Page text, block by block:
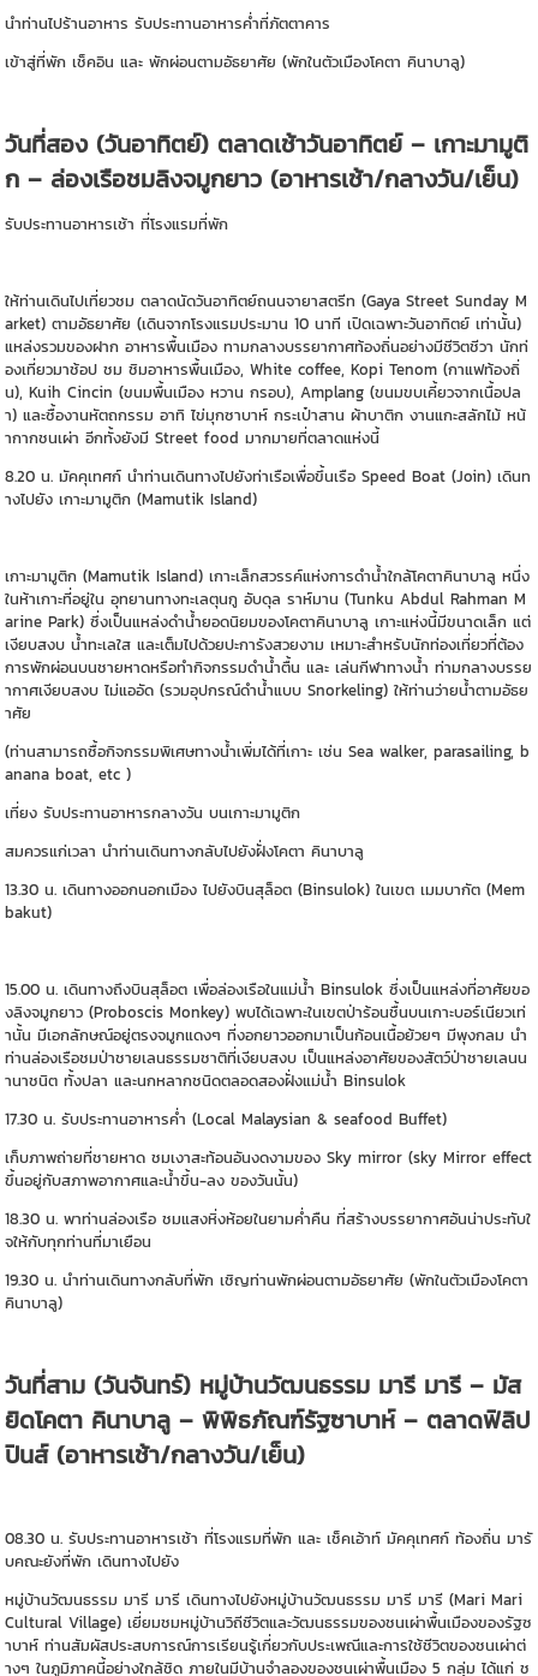
นำท่านไปร้านอาหาร รับประทานอาหารค่ำที่ภัตตาคาร
เข้าสู่ที่พัก เช็คอิน และ พักผ่อนตามอัธยาศัย (พักในตัวเมืองโคตา คินาบาลู)
วันที่สอง (วันอาทิตย์) ตลาดเช้าวันอาทิตย์ – เกาะมามูติ
ก – ล่องเรือชมลิงจมูกยาว (อาหารเช้า/กลางวัน/เย็น)
รับประทานอาหารเช้า ที่โรงแรมที่พัก
ให้ท่านเดินไปเที่ยวชม ตลาดนัดวันอาทิตย์ถนนจายาสตรีท (Gaya Street Sunday M
arket) ตามอัธยาศัย (เดินจากโรงแรมประมาน 10 นาที เปิดเฉพาะวันอาทิตย์ เท่านั้น)
แหล่งรวมของฝาก อาหารพื้นเมือง ทามกลางบรรยากาศท้องถิ่นอย่างมีชีวิตชีวา นักท่
องเที่ยวมาช้อป ชม ชิมอาหารพื้นเมือง, White coffee, Kopi Tenom (กาแฟท้องถิ่
น), Kuih Cincin (ขนมพื้นเมือง หวาน กรอบ), Amplang (ขนมขบเคี้ยวจากเนื้อปล
า) และซื้องานหัตถกรรม อาทิ ไข่มุกซาบาห์ กระเป๋าสาน ผ้าบาติก งานแกะสลักไม้ หน้
ากากชนเผ่า อีกทั้งยังมี Street food มากมายที่ตลาดแห่งนี้
8.20 น. มัคคุเทศก์ นำท่านเดินทางไปยังท่าเรือเพื่อขึ้นเรือ Speed Boat (Join) เดินท
างไปยัง เกาะมามูติก (Mamutik Island)
เกาะมามูติก (Mamutik Island) เกาะเล็กสวรรค์แห่งการดำน้ำใกล้โคตาคินาบาลู หนึ่ง
ในห้าเกาะที่อยู่ใน อุทยานทางทะเลตุนกู อับดุล ราห์มาน (Tunku Abdul Rahman M
arine Park) ซึ่งเป็นแหล่งดำน้ำยอดนิยมของโคตาคินาบาลู เกาะแห่งนี้มีขนาดเล็ก แต่
เงียบสงบ น้ำทะเลใส และเต็มไปด้วยปะการังสวยงาม เหมาะสำหรับนักท่องเที่ยวที่ต้อง
การพักผ่อนบนชายหาดหรือทำกิจกรรมดำน้ำตื้น และ เล่นกีฬาทางน้ำ ท่ามกลางบรรย
ากาศเงียบสงบ ไม่แออัด (รวมอุปกรณ์ดำน้ำแบบ Snorkeling) ให้ท่านว่ายน้ำตามอัธย
าศัย
(ท่านสามารถซื้อกิจกรรมพิเศษทางน้ำเพิ่มได้ที่เกาะ เช่น Sea walker, parasailing, b
anana boat, etc )
เที่ยง รับประทานอาหารกลางวัน บนเกาะมามูติก
สมควรแก่เวลา นำท่านเดินทางกลับไปยังฝั่งโคตา คินาบาลู
13.30 น. เดินทางออกนอกเมือง ไปยังบินสุล็อต (Binsulok) ในเขต เมมบากัต (Mem
bakut)
15.00 น. เดินทางถึงบินสุล็อต เพื่อล่องเรือในแม่น้ำ Binsulok ซึ่งเป็นแหล่งที่อาศัยขอ
งลิงจมูกยาว (Proboscis Monkey) พบได้เฉพาะในเขตป่าร้อนชื้นบนเกาะบอร์เนียวเท่
านั้น มีเอกลักษณ์อยู่ตรงจมูกแดงๆ ที่งอกยาวออกมาเป็นก้อนเนื้อย้วยๆ มีพุงกลม นำ
ท่านล่องเรือชมป่าชายเลนธรรมชาติที่เงียบสงบ เป็นแหล่งอาศัยของสัตว์ป่าชายเลนน
านาชนิต ทั้งปลา และนกหลากชนิดตลอดสองฝั่งแม่น้ำ Binsulok
17.30 น. รับประทานอาหารค่ำ (Local Malaysian & seafood Buffet)
เก็บภาพถ่ายที่ชายหาด ชมเงาสะท้อนอันงดงามของ Sky mirror (sky Mirror effect
ขึ้นอยู่กับสภาพอากาศและน้ำขึ้น-ลง ของวันนั้น)
18.30 น. พาท่านล่องเรือ ชมแสงหิ่งห้อยในยามค่ำคืน ที่สร้างบรรยากาศอันน่าประทับใ
จให้กับทุกท่านที่มาเยือน
19.30 น. นำท่านเดินทางกลับที่พัก เชิญท่านพักผ่อนตามอัธยาศัย (พักในตัวเมืองโคตา
คินาบาลู)
วันที่สาม (วันจันทร์) หมู่บ้านวัฒนธรรม มารี มารี – มัส
ยิดโคตา คินาบาลู – พิพิธภัณฑ์รัฐซาบาห์ – ตลาดฟิลิป
ปินส์ (อาหารเช้า/กลางวัน/เย็น)
08.30 น. รับประทานอาหารเช้า ที่โรงแรมที่พัก และ เช็คเอ้าท์ มัคคุเทศก์ ท้องถิ่น มารั
บคณะยังที่พัก เดินทางไปยัง
หมู่บ้านวัฒนธรรม มารี มารี เดินทางไปยังหมู่บ้านวัฒนธรรม มารี มารี (Mari Mari
Cultural Village) เยี่ยมชมหมู่บ้านวิถีชีวิตและวัฒนธรรมของชนเผ่าพื้นเมืองของรัฐซ
าบาห์ ท่านสัมผัสประสบการณ์การเรียนรู้เกี่ยวกับประเพณีและการใช้ชีวิตของชนเผ่าต่
างๆ ในภูมิภาคนี้อย่างใกล้ชิด ภายในมีบ้านจำลองของชนเผ่าพื้นเมือง 5 กลุ่ม ได้แก่ ช